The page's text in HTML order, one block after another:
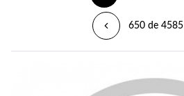
650 de 4585